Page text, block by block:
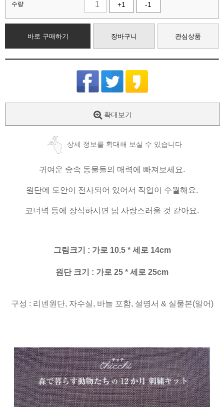
수량 +1 -1
바로 구매하기 장바구니 관심상품
확대보기
상세 정보를 확대해 보실 수 있습니다
귀여운 숲속 동물들의 매력에 빠져보세요.
원단에 도안이 전사되어 있어서 작업이 수월해요.
코너벽 등에 장식하시면 넘 사랑스러울 것 같아요.
그림크기 : 가로 10.5 * 세로 14cm
원단 크기 : 가로 25 * 세로 25cm
구성 : 리넨원단, 자수실, 바늘 포함, 설명서 & 실물본(일어)